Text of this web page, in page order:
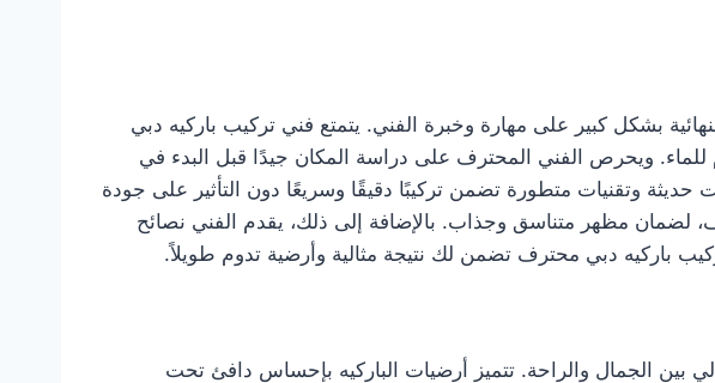
بشكل كبير على مهارة وخبرة الفني. يتمتع فني تركيب باركيه دبي
للماء. ويحرص الفني المحترف على دراسة المكان جيدًا قبل البدء في
حديثة وتقنيات متطورة تضمن تركيبًا دقيقًا وسريعًا دون التأثير على جودة
لضمان مظهر متناسق وجذاب. بالإضافة إلى ذلك، يقدم الفني نصائح
باركيه دبي محترف تضمن لك نتيجة مثالية وأرضية تدوم طويلاً.
الجمال والراحة. تتميز أرضيات الباركيه بإحساس دافئ تحت